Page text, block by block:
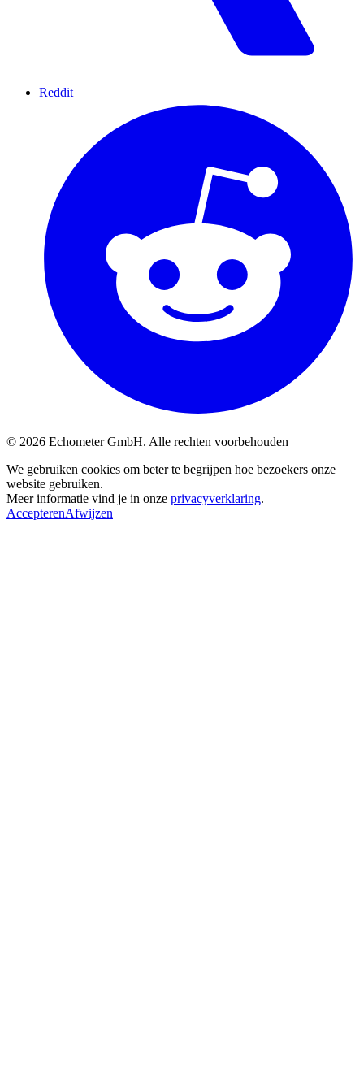
Reddit
© 2026 Echometer GmbH. Alle rechten voorbehouden
We gebruiken cookies om beter te begrijpen hoe bezoekers onze
website gebruiken.
Meer informatie vind je in onze privacyverklaring.
AccepterenAfwijzen